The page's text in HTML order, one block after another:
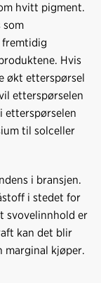
hvitt pigment.
som
fremtidig
Hvis
økt etterspørsel
etterspørselen
etterspørselen
til solceller
i bransjen.
i stedet for
svovelinnhold er
kan det blir
marginal kjøper.